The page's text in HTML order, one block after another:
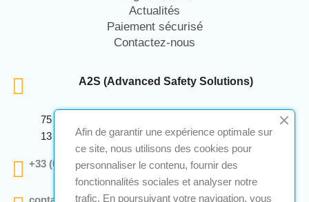
Actualités
Paiement sécurisé
Contactez-nous
A2S (Advanced Safety Solutions)
75 Avenue Marcellin Berthelot Anthelios Bâtiment E
13 290 Aix En Provence
+33 (0)4 12 28 00 69
contact@a2s-atex.com
Afin de garantir une expérience optimale sur
ce site, nous utilisons des cookies pour
personnaliser le contenu, fournir des
fonctionnalités sociales et analyser notre
trafic. En poursuivant votre navigation, vous